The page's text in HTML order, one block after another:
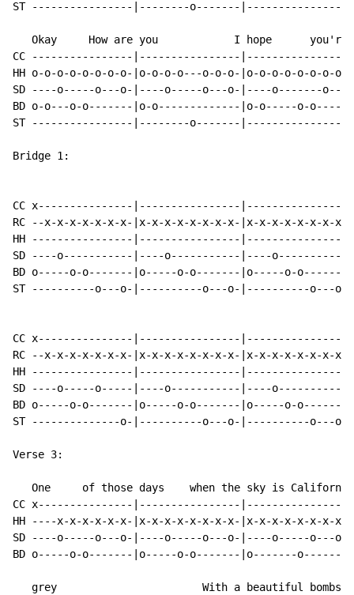
ST ----------------|--------o-------
Okay     How are you            I hope      you're
CC ----------------|----------------
HH o-o-o-o-o-o-o-o-|o-o-o-o---o-o-o-|o-o-o-o-o-o-o-
SD ----o-----o---o-|----o-----o---o-|----o-------o---
BD o-o---o-o-------|o-o-------------|o-o-----o-
ST ----------------|--------o-------
Bridge 1:
CC x---------------|----------------
RC --x-x-x-x-x-x-x-|x-x-x-x-x-x-x-x-|x-x-x-x-x-x-x-
HH ----------------|----------------
SD ----o-----------|----o-----------|----o-----------
BD o-----o-o-------|o-----o-o-------|o-----o-
ST ----------o---o-|----------o---o-|----------o---
CC x---------------|----------------|----------------
RC --x-x-x-x-x-x-x-|x-x-x-x-x-x-x-x-|x-x-x-x-x-x-x-
HH ----------------|----------------
SD ----o-----o-----|----o-----------|----o-----------
BD o-----o-o-------|o-----o-o-------|o-----o-
ST --------------o-|----------o---o-|----------o---
Verse 3:
   One     of those days    when the sky is California
CC x---------------|----------------
HH ----x-x-x-x-x-x-|x-x-x-x-x-x-x-x-|x-x-x-x-x-x-x-
SD ----o-----o---o-|----o-----o---o-|----o-----o---
BD o-----o-o-------|o-----o-o-------|o-------
grey                       With a beautiful